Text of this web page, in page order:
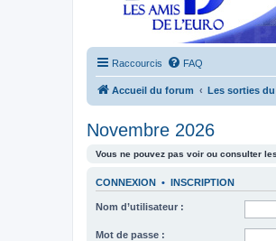
Raccourcis FAQ
Accueil du forum Les sorties
Novembre 2026
Vous ne pouvez pas voir ou consulter
CONNEXION • INSCRIPTION
Nom d’utilisateur :
Mot de passe :